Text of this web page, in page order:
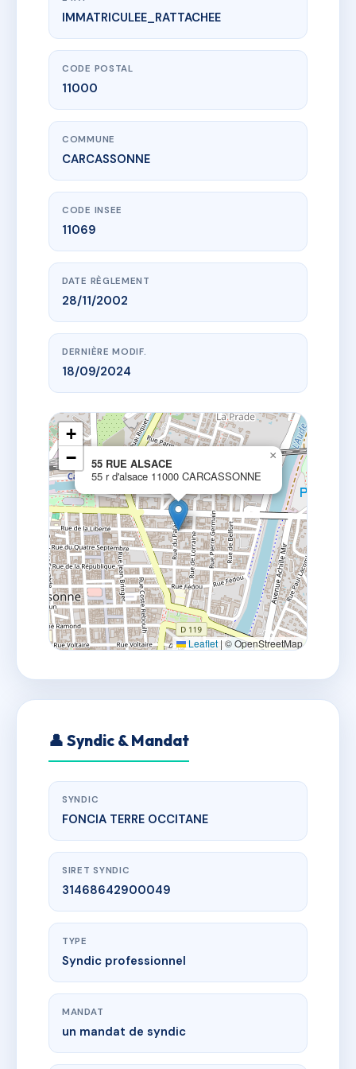
www.vme.plus/AC6666937
55 RUE ALSACE
55 r d'alsace11000 CARCASSONNE
IMMATRICULEE_RATTACHEE
CODE POSTAL
11000
COMMUNE
CARCASSONNE
CODE INSEE
11069
DATE RÈGLEMENT
28/11/2002
DERNIÈRE MODIF.
18/09/2024
55 RUE ALSACE
55 r d'alsace 11000 CARCASSONNE
×
+
−
Leaflet | © OpenStreetMap
👤 Syndic & Mandat
SYNDIC
FONCIA TERRE OCCITANE
SIRET SYNDIC
31468642900049
TYPE
Syndic professionnel
MANDAT
un mandat de syndic